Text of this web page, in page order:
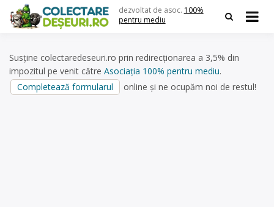
content
dezvoltat de asoc. 100%
pentru mediu
Susține colectaredeseuri.ro prin redirecționarea a 3,5% din
impozitul pe venit către Asociația 100% pentru mediu.
Completează formularul
online și ne ocupăm noi de restul!